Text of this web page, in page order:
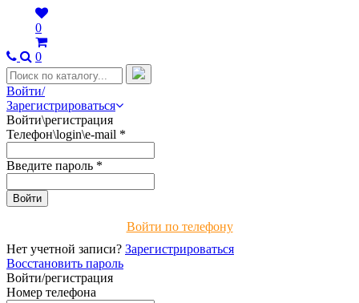
0
0
Войти/
Зарегистрироваться
Войти\регистрация
Телефон\login\e-mail *
Введите пароль *
Войти по телефону
Нет учетной записи? Зарегистрироваться
Восстановить пароль
Войти/регистрация
Номер телефона